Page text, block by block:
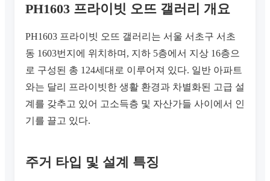
PH1603 프라이빗 오뜨 갤러리 개요
PH1603 프라이빗 오뜨 갤러리는 서울 서초구 서초
동 1603번지에 위치하며, 지하 5층에서 지상 16층으
로 구성된 총 124세대로 이루어져 있다. 일반 아파트
와는 달리 프라이빗한 생활 환경과 차별화된 고급 설
계를 갖추고 있어 고소득층 및 자산가들 사이에서 인
기를 끌고 있다.
주거 타입 및 설계 특징